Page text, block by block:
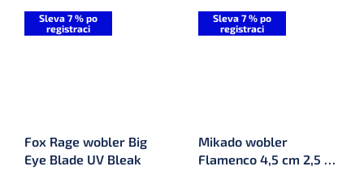
Sleva 7 % po
registraci
Fox Rage wobler Big
Eye Blade UV Bleak
Sleva 7 % po
registraci
Mikado wobler
Flamenco 4,5 cm 2,5 g